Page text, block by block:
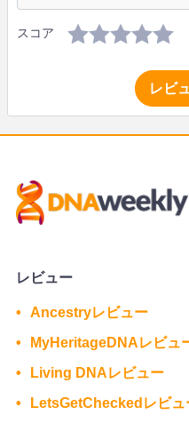
スコア
レビ
レビュー
Ancestryレビュー
MyHeritageDNAレビュ
Living DNAレビュー
LetsGetCheckedレビュ